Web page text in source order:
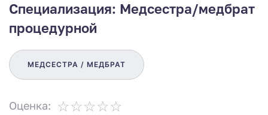
Специализация: Медсестра/медбрат
процедурной
МЕДСЕСТРА / МЕДБРАТ
Оценка: